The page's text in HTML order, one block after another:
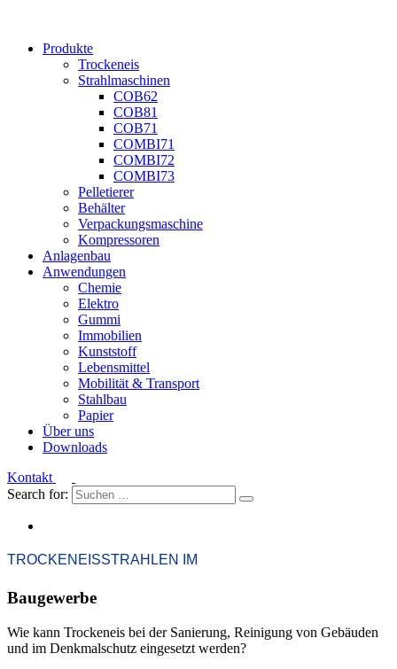
Produkte
Trockeneis
Strahlmaschinen
COB62
COB81
COB71
COMBI71
COMBI72
COMBI73
Pelletierer
Behälter
Verpackungsmaschine
Kompressoren
Anlagenbau
Anwendungen
Chemie
Elektro
Gummi
Immobilien
Kunststoff
Lebensmittel
Mobilität & Transport
Stahlbau
Papier
Über uns
Downloads
Kontakt
Search for:
TROCKENEISSTRAHLEN IM
Baugewerbe
Wie kann Trockeneis bei der Sanierung, Reinigung von Gebäuden
und im Denkmalschutz eingesetzt werden?